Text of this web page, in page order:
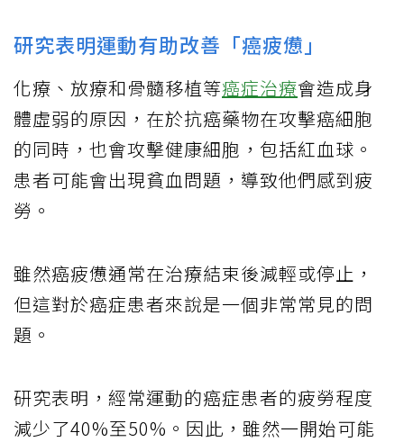
研究表明運動有助改善「癌疲憊」
化療、放療和骨髓移植等癌症治療會造成身
體虛弱的原因，在於抗癌藥物在攻擊癌細胞
的同時，也會攻擊健康細胞，包括紅血球。
患者可能會出現貧血問題，導致他們感到疲
勞。
雖然癌疲憊通常在治療結束後減輕或停止，
但這對於癌症患者來說是一個非常常見的問
題。
研究表明，經常運動的癌症患者的疲勞程度
減少了40%至50%。因此，雖然一開始可能